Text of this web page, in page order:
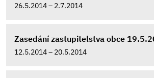
26.5.2014 – 2.7.2014
Zasedání zastupitelstva obce
12.5.2014 – 20.5.2014